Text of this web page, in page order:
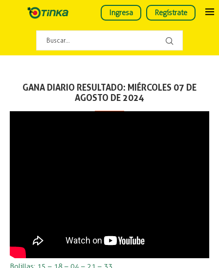
Ingresa Regístrate
GANA DIARIO RESULTADO: MIÉRCOLES 07 DE
AGOSTO DE 2024